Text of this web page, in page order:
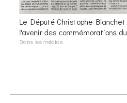
Le Député Christophe
l'avenir des commémorations
Dans les médias